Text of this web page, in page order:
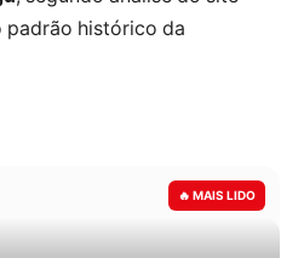
padrão histórico da